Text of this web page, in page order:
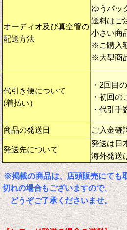
オーディオ及び真空管の
配送方法
ゆうパッ
送料はご
小さい商
※ご購入
※大型商
代引き便について
(着払い）
・2回目
・初回
・代引手
商品の発送日 ご入金確
発送先について
発送は日
海外発送
※掲載の商品は、店頭販売にても
切れの場合もございますので、
どうぞご了承くださいませ。